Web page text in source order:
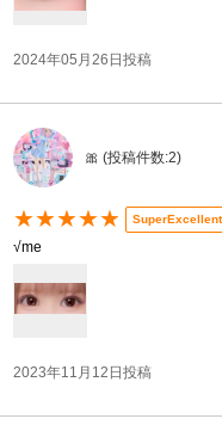
2024年05月26日投稿
🎀 (投稿件数:2)
★★★★★ SuperExcellent
√me
2023年11月12日投稿